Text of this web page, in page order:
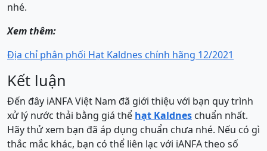
nhé.
Xem thêm:
Địa chỉ phân phối Hạt Kaldnes chính hãng 12/2021
Kết luận
Đến đây iANFA Việt Nam đã giới thiệu với bạn quy trình
xử lý nước thải bằng giá thể hạt Kaldnes chuẩn nhất.
Hãy thử xem bạn đã áp dụng chuẩn chưa nhé. Nếu có gì
thắc mắc khác, bạn có thể liên lạc với iANFA theo số